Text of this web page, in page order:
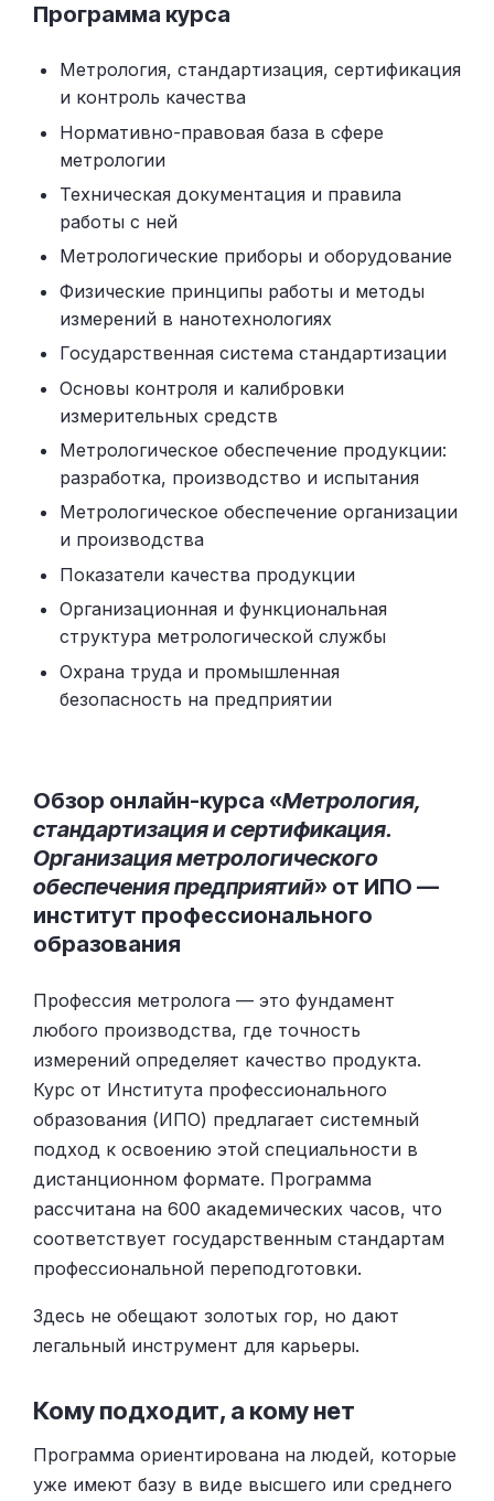
Программа курса
Метрология, стандартизация, сертификация
и контроль качества
Нормативно-правовая база в сфере
метрологии
Техническая документация и правила
работы с ней
Метрологические приборы и оборудование
Физические принципы работы и методы
измерений в нанотехнологиях
Государственная система стандартизации
Основы контроля и калибровки
измерительных средств
Метрологическое обеспечение продукции:
разработка, производство и испытания
Метрологическое обеспечение организации
и производства
Показатели качества продукции
Организационная и функциональная
структура метрологической службы
Охрана труда и промышленная
безопасность на предприятии
Обзор онлайн-курса «Метрология,
стандартизация и сертификация.
Организация метрологического
обеспечения предприятий» от ИПО —
институт профессионального
образования
Профессия метролога — это фундамент
любого производства, где точность
измерений определяет качество продукта.
Курс от Института профессионального
образования (ИПО) предлагает системный
подход к освоению этой специальности в
дистанционном формате. Программа
рассчитана на 600 академических часов, что
соответствует государственным стандартам
профессиональной переподготовки.
Здесь не обещают золотых гор, но дают
легальный инструмент для карьеры.
Кому подходит, а кому нет
Программа ориентирована на людей, которые
уже имеют базу в виде высшего или среднего